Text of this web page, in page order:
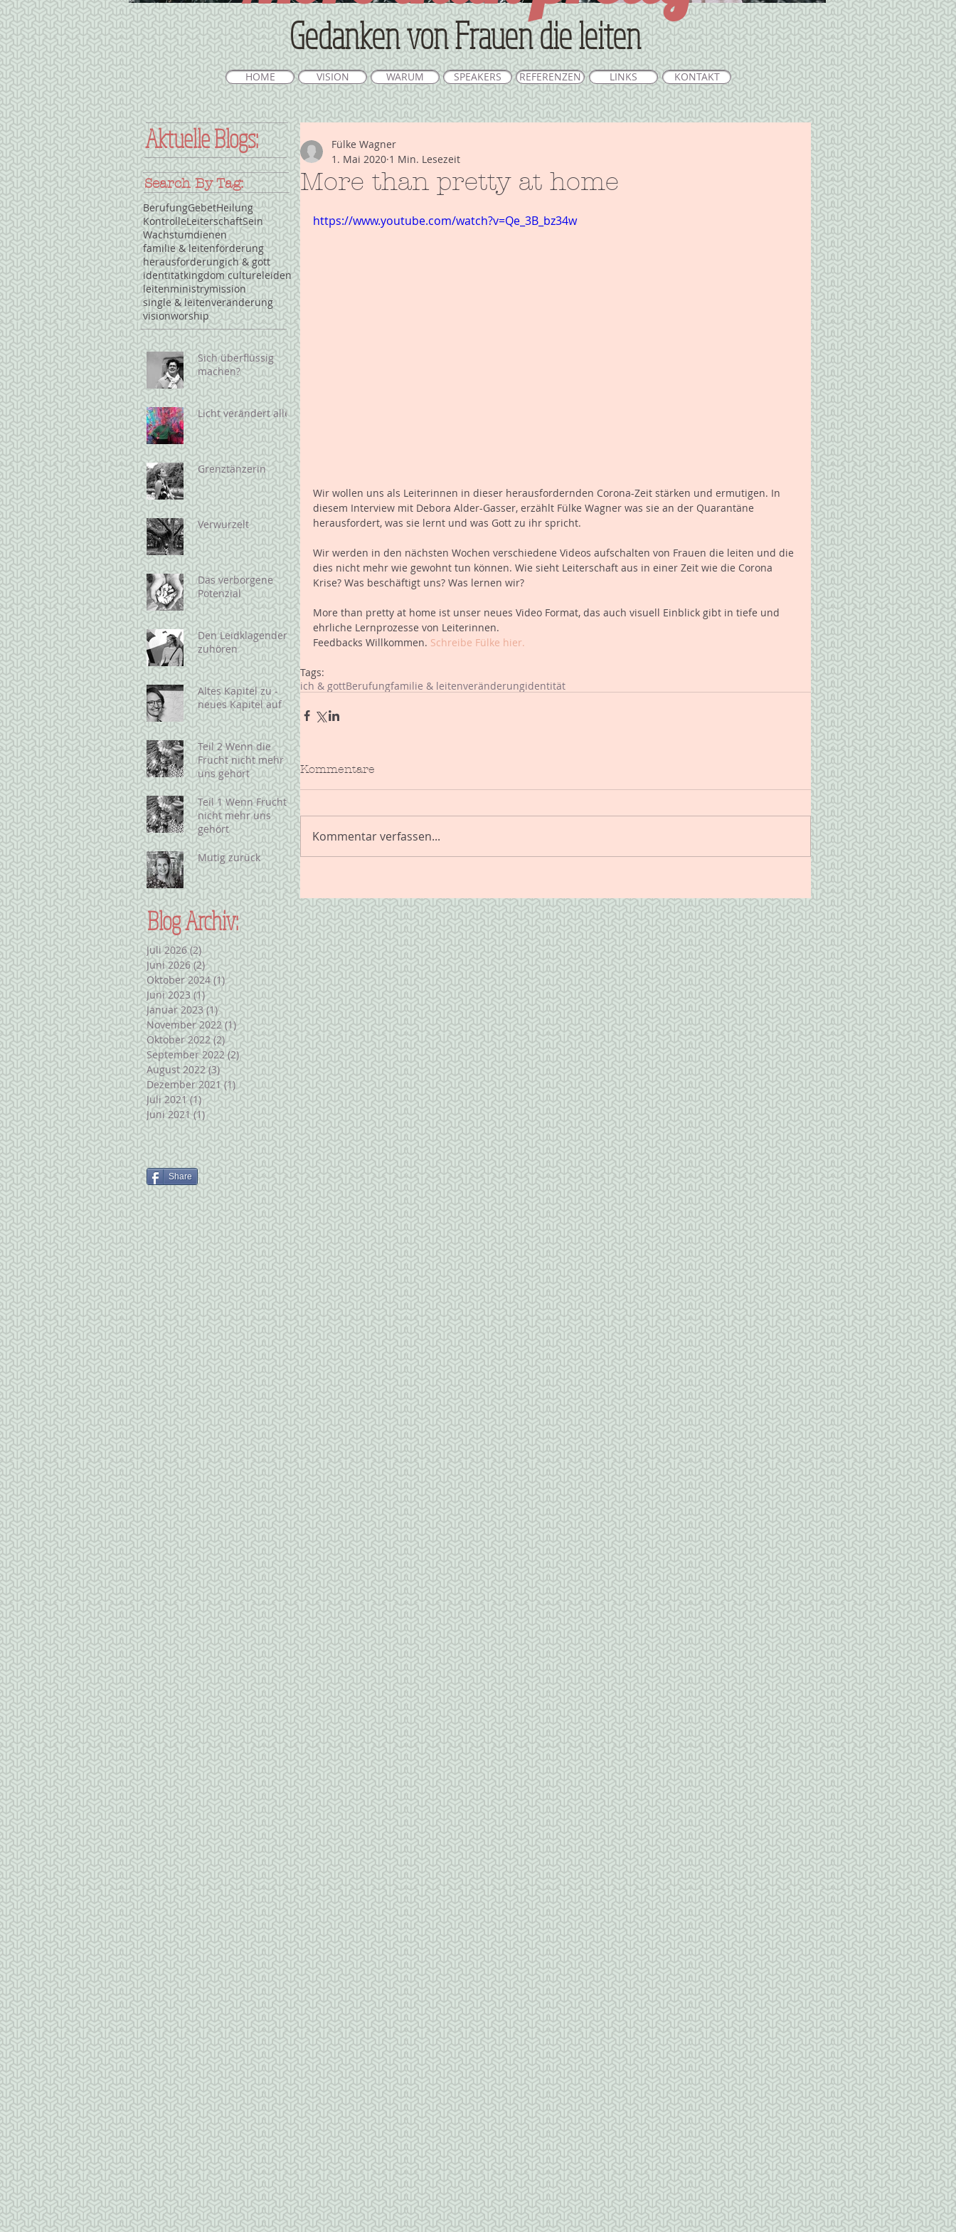
Gedanken von Frauen die leiten
HOME VISION WARUM SPEAKERS REFERENZEN LINKS KONTAKT
Aktuelle Blogs:
Search By Tag:
BerufungGebetHeilung
KontrolleLeiterschaftSein
Wachstumdienen
familie & leitenförderung
herausforderungich & gott
identitätkingdom cultureleiden
leitenministrymission
single & leitenveränderung
visionworship
Sich überflüssig
machen?
Licht verändert alles
Grenztänzerin
Verwurzelt
Das verborgene
Potenzial
Den Leidklagenden
zuhören
Altes Kapitel zu -
neues Kapitel auf
Teil 2 Wenn die
Frucht nicht mehr
uns gehört
Teil 1 Wenn Frucht
nicht mehr uns
gehört
Mutig zurück
Blog Archiv:
Juli 2026 (2)2 Beiträge
Juni 2026 (2)2 Beiträge
Oktober 2024 (1)1 Beitrag
Juni 2023 (1)1 Beitrag
Januar 2023 (1)1 Beitrag
November 2022 (1)1 Beitrag
Oktober 2022 (2)2 Beiträge
September 2022 (2)2 Beiträge
August 2022 (3)3 Beiträge
Dezember 2021 (1) 1 Beitrag
Juli 2021 (1)1 Beitrag
Juni 2021 (1)1 Beitrag
Share
More than pretty at home
Fülke Wagner
1. Mai 2020 1 Min. Lesezeit
https://www.youtube.com/watch?v=Qe_3B_bz34w
Wir wollen uns als Leiterinnen in dieser herausfordernden Corona-Zeit stärken und ermutigen. In
diesem Interview mit Debora Alder-Gasser, erzählt Fülke Wagner was sie an der Quarantäne
herausfordert, was sie lernt und was Gott zu ihr spricht.
Wir werden in den nächsten Wochen verschiedene Videos aufschalten von Frauen die leiten und die
dies nicht mehr wie gewohnt tun können. Wie sieht Leiterschaft aus in einer Zeit wie die Corona
Krise? Was beschäftigt uns? Was lernen wir?
More than pretty at home ist unser neues Video Format, das auch visuell Einblick gibt in tiefe und
ehrliche Lernprozesse von Leiterinnen.
Feedbacks Willkommen. Schreibe Fülke hier.
Tags:
ich & gottBerufungfamilie & leitenveränderungidentität
Kommentare
Kommentar verfassen...